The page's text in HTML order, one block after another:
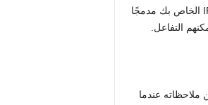
الداخلية، بل يقولون إن هناك طريقة مشتركة تتحدث بها هذه الأنظمة”. “يجب أن يكون عنوان IP الخاص بك مدمجًا
التفاعل.
عندما